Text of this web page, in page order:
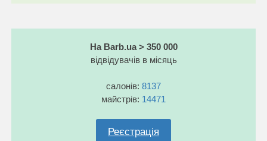
На Barb.ua > 350 000
відвідувачів в місяць
салонів: 8137
майстрів: 14471
Реєстрація